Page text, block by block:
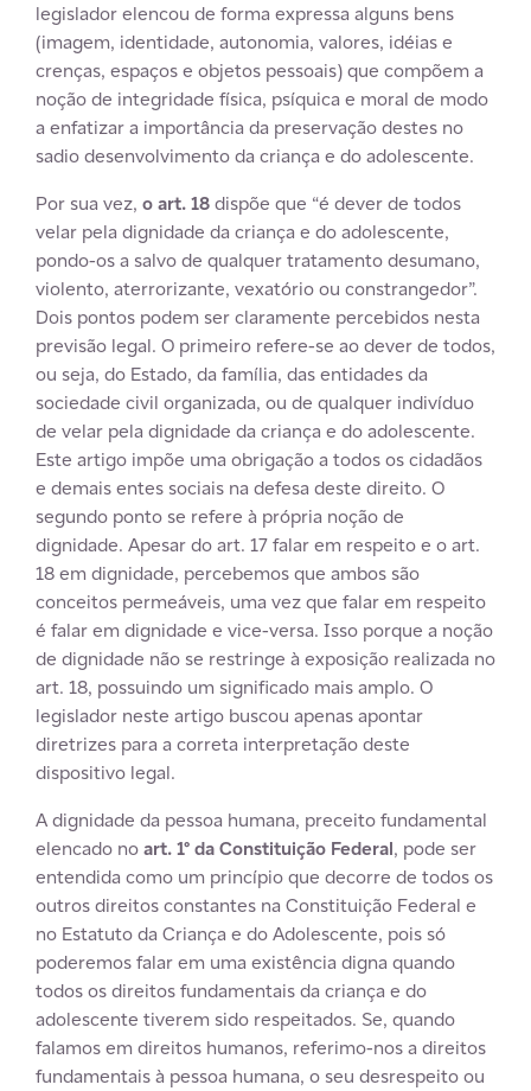
legislador elencou de forma expressa alguns bens
(imagem, identidade, autonomia, valores, idéias e
crenças, espaços e objetos pessoais) que compõem a
noção de integridade física, psíquica e moral de modo
a enfatizar a importância da preservação destes no
sadio desenvolvimento da criança e do adolescente.
Por sua vez, o art. 18dispõe que “é dever de todos
velar pela dignidade da criança e do adolescente,
pondo-os a salvo de qualquer tratamento desumano,
violento, aterrorizante, vexatório ou constrangedor”.
Dois pontos podem ser claramente percebidos nesta
previsão legal. O primeiro refere-se ao dever de todos,
ou seja, do Estado, da família, das entidades da
sociedade civil organizada, ou de qualquer indivíduo
de velar pela dignidade da criança e do adolescente.
Este artigo impõe uma obrigação a todos os cidadãos
e demais entes sociais na defesa deste direito. O
segundo ponto se refere à própria noção de
dignidade. Apesar do art. 17 falar em respeito e o art.
18 em dignidade, percebemos que ambos são
conceitos permeáveis, uma vez que falar em respeito
é falar em dignidade e vice-versa. Isso porque a noção
de dignidade não se restringe à exposição realizada no
art. 18, possuindo um significado mais amplo. O
legislador neste artigo buscou apenas apontar
diretrizes para a correta interpretação deste
dispositivo legal.
A dignidade da pessoa humana, preceito fundamental
elencado noart. 1° da Constituição Federal, pode ser
entendida como um princípio que decorre de todos os
outros direitos constantes na Constituição Federal e
no Estatuto da Criança e do Adolescente, pois só
poderemos falar em uma existência digna quando
todos os direitos fundamentais da criança e do
adolescente tiverem sido respeitados. Se, quando
falamos em direitos humanos, referimo-nos a direitos
fundamentais à pessoa humana, o seu desrespeito ou